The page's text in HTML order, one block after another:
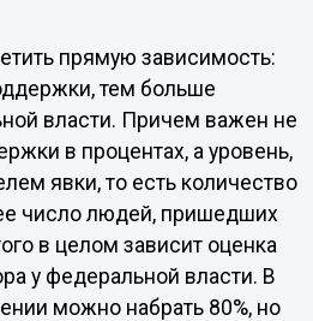
прямую зависимость:
тем больше
власти. Причем важен не
в процентах, а уровень,
явки, то есть количество
число людей, пришедших
в целом зависит оценка
у федеральной власти. В
можно набрать 80%, но